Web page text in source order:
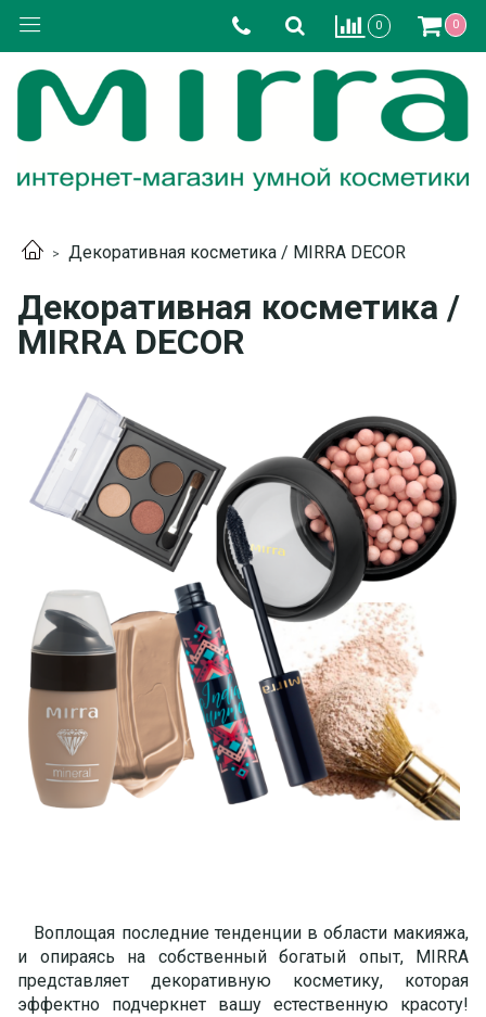
0 0
Декоративная косметика / MIRRA DECOR
Декоративная косметика /
MIRRA DECOR
Воплощая последние тенденции в области макияжа,
и опираясь на собственный богатый опыт, MIRRA
представляет декоративную косметику, которая
эффектно подчеркнет вашу естественную красоту!